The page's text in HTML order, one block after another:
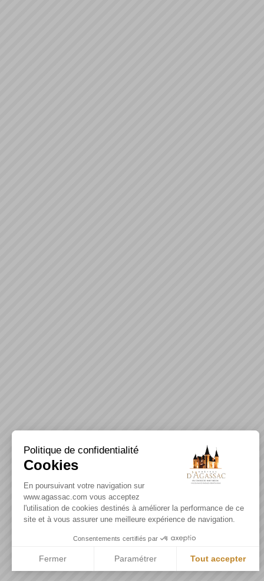
Politique de confidentialité
Cookies
En poursuivant votre navigation sur
www.agassac.com vous acceptez
l'utilisation de cookies destinés à améliorer la performance de ce
site et à vous assurer une meilleure expérience de navigation.
Consentements certifiés par
Fermer Paramétrer
Tout accepter